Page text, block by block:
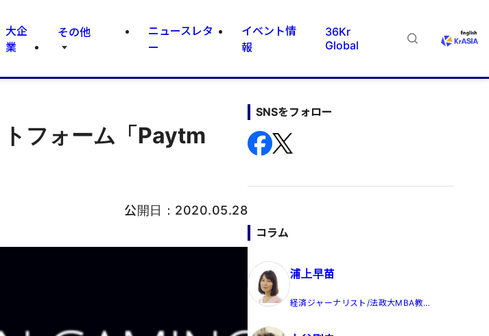
大企
業
その他
ニュースレタ
ー
イベント情
報
36Kr
Global
フォーム「Paytm
公開日： 2020.05.28
SNSをフォロー
コラム
浦上早苗
経済ジャーナリスト/法政大MBA教